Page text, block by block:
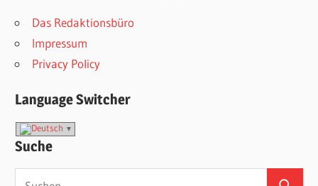
Das Redaktionsbüro
Impressum
Privacy Policy
Language Switcher
Suche